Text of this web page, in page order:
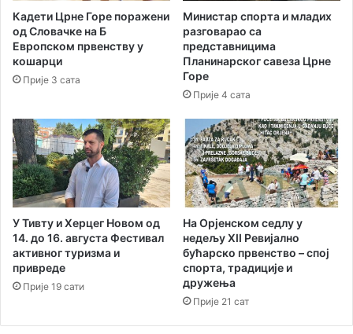
р
м
а
ц
е
Кадети Црне Горе поражени
од Словачке на Б
Европском првенству у
кошарци
Прије 3 сата
Министар спорта и младих
разговарао са
представницима
Планинарског савеза Црне
Горе
Прије 4 сата
У Тивту и Херцег Новом од
14. до 16. августа Фестивал
активног туризма и
привреде
Прије 19 сати
На Орјенском седлу у
нед‌ељу XII Ревијално
бућарско првенство – спој
спорта, традиције и
дружења
Прије 21 сат